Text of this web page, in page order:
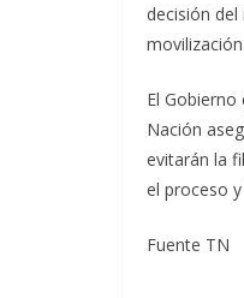
decisión
El
Nación
evitarán la
el proceso
Fuente TN